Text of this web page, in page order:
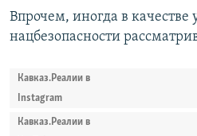
Впрочем, иногда в качестве
нацбезопасности
Кавказ.Реалии в
Instagram
Кавказ.Реалии в